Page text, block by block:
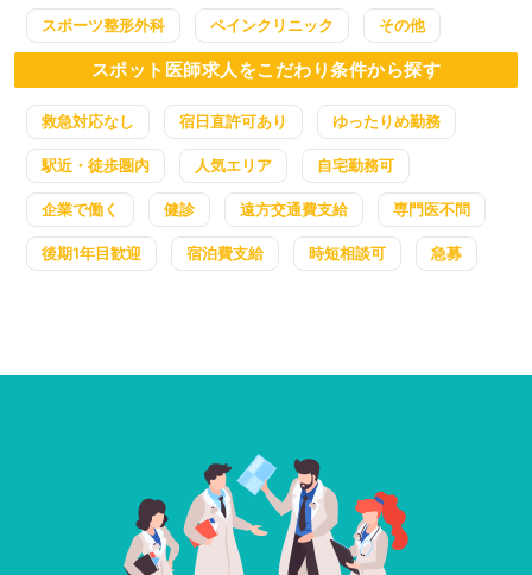
スポーツ整形外科 ペインクリニック その他
スポット医師求人をこだわり条件から探す
救急対応なし 宿日直許可あり ゆったりめ勤務
駅近・徒歩圏内 人気エリア 自宅勤務可
企業で働く 健診 遠方交通費支給 専門医不問
後期1年目歓迎 宿泊費支給 時短相談可 急募